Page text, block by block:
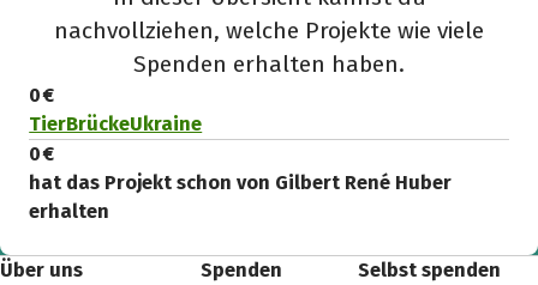
nachvollziehen, welche Projekte wie viele
Spenden erhalten haben.
0 €
TierBrückeUkraine
0 €
hat das Projekt schon von Gilbert René Huber
erhalten
Über uns
Spenden
Selbst spenden